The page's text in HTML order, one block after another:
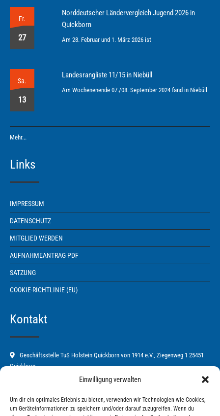
Einwilligung verwalten
Um dir ein optimales Erlebnis zu bieten, verwenden wir Technologien wie Cookies,
um Geräteinformationen zu speichern und/oder darauf zuzugreifen. Wenn du
Fr.
27
Norddeutscher Ländervergleich Jugend 2026 in
Quickborn
Am 28. Februar und 1. März 2026 ist
Sa.
13
Landesrangliste 11/15 in Niebüll
Am Wochenenende 07./08. September 2024 fand in Niebüll
Mehr...
Links
IMPRESSUM
DATENSCHUTZ
MITGLIED WERDEN
AUFNAHMEANTRAG PDF
SATZUNG
COOKIE-RICHTLINIE (EU)
Kontakt
Geschäftsstelle TuS Holstein Quickborn von 1914 e.V., Ziegenweg 1 25451
Quickborn
tus-holstein-quickborn@t-online.de